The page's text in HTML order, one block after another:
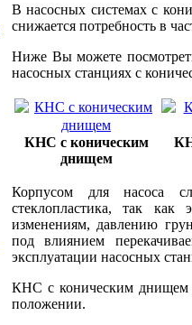
В насосных системах с
снижается потребность в
Ниже Вы можете
насосных станциях с
КНС с коническим
днищем
Корпусом для насоса
стеклопластика, так как
изменениям, давлению
под влиянием
эксплуатации насосных
КНС с коническим днищем
положении.